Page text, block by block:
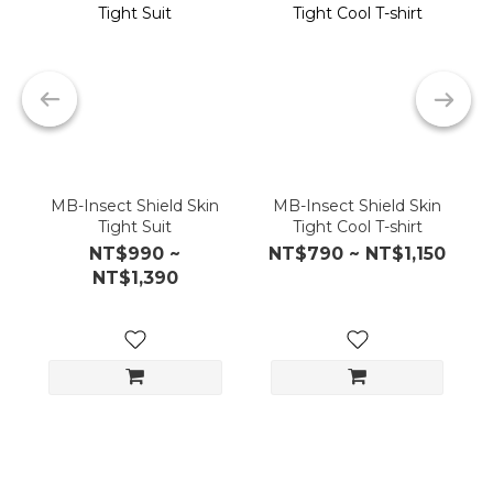
MB-Insect Shield Skin
Tight Suit
NT$990 ~
NT$1,390
MB-Insect Shield Skin
Tight Cool T-shirt
NT$790 ~ NT$1,150